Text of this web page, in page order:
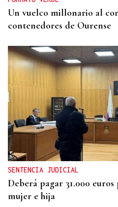
Un vuelco millonario al
contenedores de Ourense
SENTENCIA JUDICIAL
Deberá pagar 31.000
mujer e hija